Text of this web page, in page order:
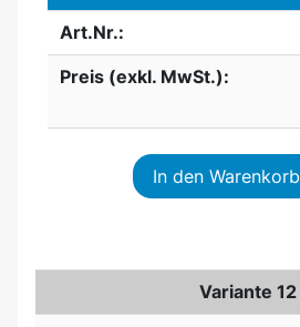
Art.Nr.:
Preis (exkl. MwSt.):
In den Warenkorb
Variante 12